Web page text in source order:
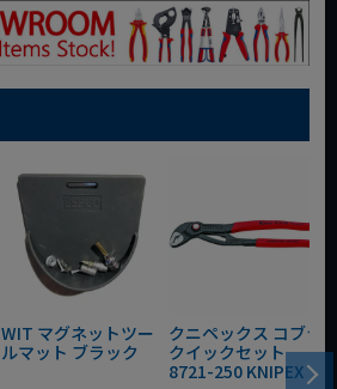
WIT マグネットツー
ルマット ブラック
クニペックス コブラ
クイックセット
8721-250 KNIPEX